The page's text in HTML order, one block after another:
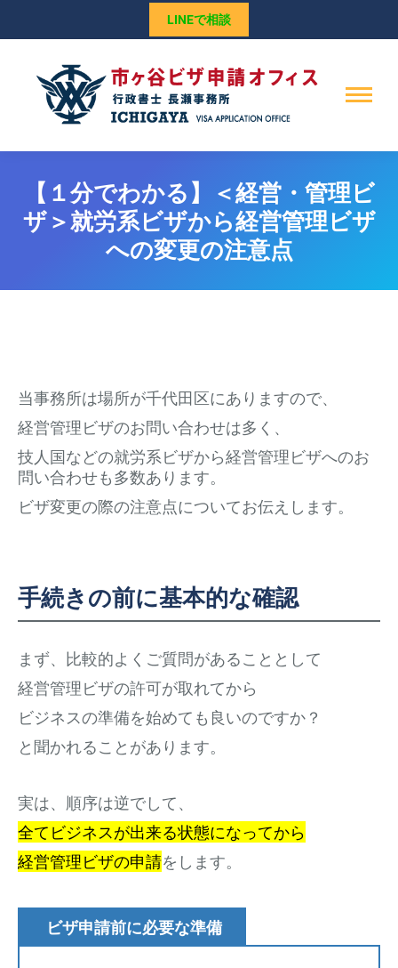
LINEで相談
【１分でわかる】＜経営・管理ビ
ザ＞就労系ビザから経営管理ビザ
への変更の注意点
当事務所は場所が千代田区にありますので、
経営管理ビザのお問い合わせは多く、
技人国などの就労系ビザから経営管理ビザへのお
問い合わせも多数あります。
ビザ変更の際の注意点についてお伝えします。
手続きの前に基本的な確認
まず、比較的よくご質問があることとして
経営管理ビザの許可が取れてから
ビジネスの準備を始めても良いのですか？
と聞かれることがあります。
実は、順序は逆でして、
全てビジネスが出来る状態になってから
経営管理ビザの申請をします。
ビザ申請前に必要な準備